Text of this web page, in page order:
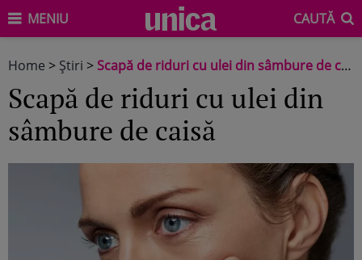
MENIU CAUTĂ
Home > Știri > Scapă de riduri cu ulei din sâmbure de caisă
Scapă de riduri cu ulei din
sâmbure de caisă